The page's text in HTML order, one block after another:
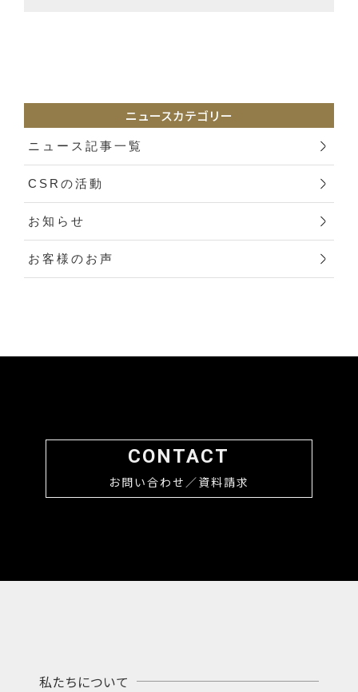
ニュースカテゴリー
ニュース記事一覧
CSRの活動
お知らせ
お客様のお声
CONTACT
お問い合わせ／資料請求
私たちについて